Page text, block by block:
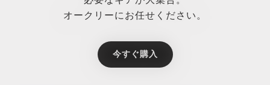
オークリーにお任せください。
今すぐ購入